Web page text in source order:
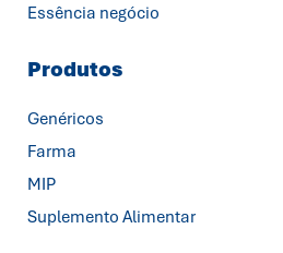
Essência negócio
Produtos
Genéricos
Farma
MIP
Suplemento Alimentar